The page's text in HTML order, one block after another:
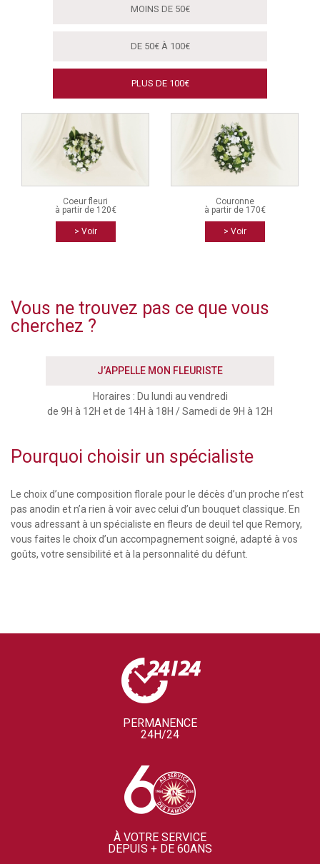
MOINS DE 50€
DE 50€ À 100€
PLUS DE 100€
Coeur fleuri
à partir de 120€
> Voir
Couronne
à partir de 170€
> Voir
Vous ne trouvez pas ce que vous
cherchez ?
J’APPELLE MON FLEURISTE
Horaires : Du lundi au vendredi
de 9H à 12H et de 14H à 18H / Samedi de 9H à 12H
Pourquoi choisir un spécialiste
Le choix d’une composition florale pour le décès d’un proche n’est
pas anodin et n’a rien à voir avec celui d’un bouquet classique. En
vous adressant à un spécialiste en fleurs de deuil tel que Remory,
vous faites le choix d’un accompagnement soigné, adapté à vos
goûts, votre sensibilité et à la personnalité du défunt.
PERMANENCE
24H/24
À VOTRE SERVICE
DEPUIS + DE 60ANS